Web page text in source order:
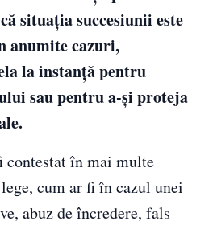
situația succesiunii este
anumite cazuri,
la instanță pentru
sau pentru a-și proteja
contestat în mai multe
cum ar fi în cazul unei
abuz de încredere, fals